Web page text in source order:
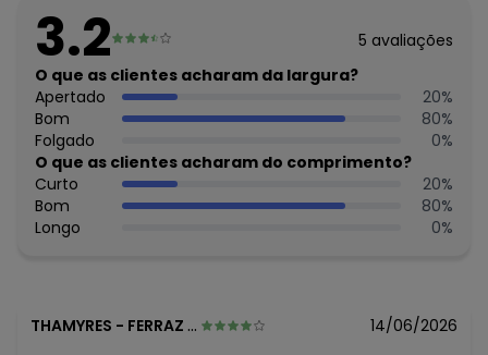
Cuidados para conservação do produto: Lavar à mão.
Não usar alvejante.
Não usar secadora.
Secar na sombra.
Não passar.
Não lavar a seco.
Tecido: Tecido Favo
Composição: Peca Total 90% Viscose 10% Poliester
Histórico de preços
julho/2026 N/D*
3.2 5 avaliações
O que as clientes acharam da largura?
Apertado
20%
Bom
80%
Folgado
0%
O que as clientes acharam do comprimento?
Curto
20%
Bom
80%
Longo
0%
THAMYRES - FERRAZ DE VASCONCELOS - SP 14/06/2026